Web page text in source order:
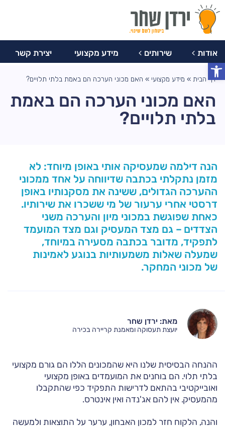
פתח סרגל נגישות
אודות
אודות שירותים מידע מקצועי יצירת קשר
דף הבית» מידע מקצועי » האם מכוני הערכה הם באמת בלתי תלויים?
האם מכוני הערכה הם באמת
בלתי תלויים?
הנה דילמה שמעסיקה אותי באופן מיוחד: לא
מזמן נתקלתי בכתבה שדיווחה על אחד ממכוני
ההערכה הגדולים, ששינה את מסקנותיו באופן
דרסטי אחרי ערעור של מי ששכרו את שירותיו.
כאחת שפוגשת במכוני מיון והערכה משני
הצדדים – גם מצד המעסיק וגם מצד המועמד
לתפקיד, מדובר בכתבה מסעירה במיוחד,
שמעלה שאלות משמעותיות בנוגע לאמינות
של מכוני המחקר.
מאת: ירדן שחר
יועצת תעסוקה ומאמנת קריירה בכירה
ההנחה הבסיסית שלנו היא שהמכונים הללו הם גורם מקצועי
בלתי תלוי. הם בוחנים את המועמדים באופן מקצועי
ואובייקטיבי בהתאם לדרישות התפקיד כפי שהתקבלו
מהמעסיק. אין להם אג'נדה ואין אינטרס.
והנה, הלקוח חזר למכון האבחון, ערער על התוצאות ולמעשה